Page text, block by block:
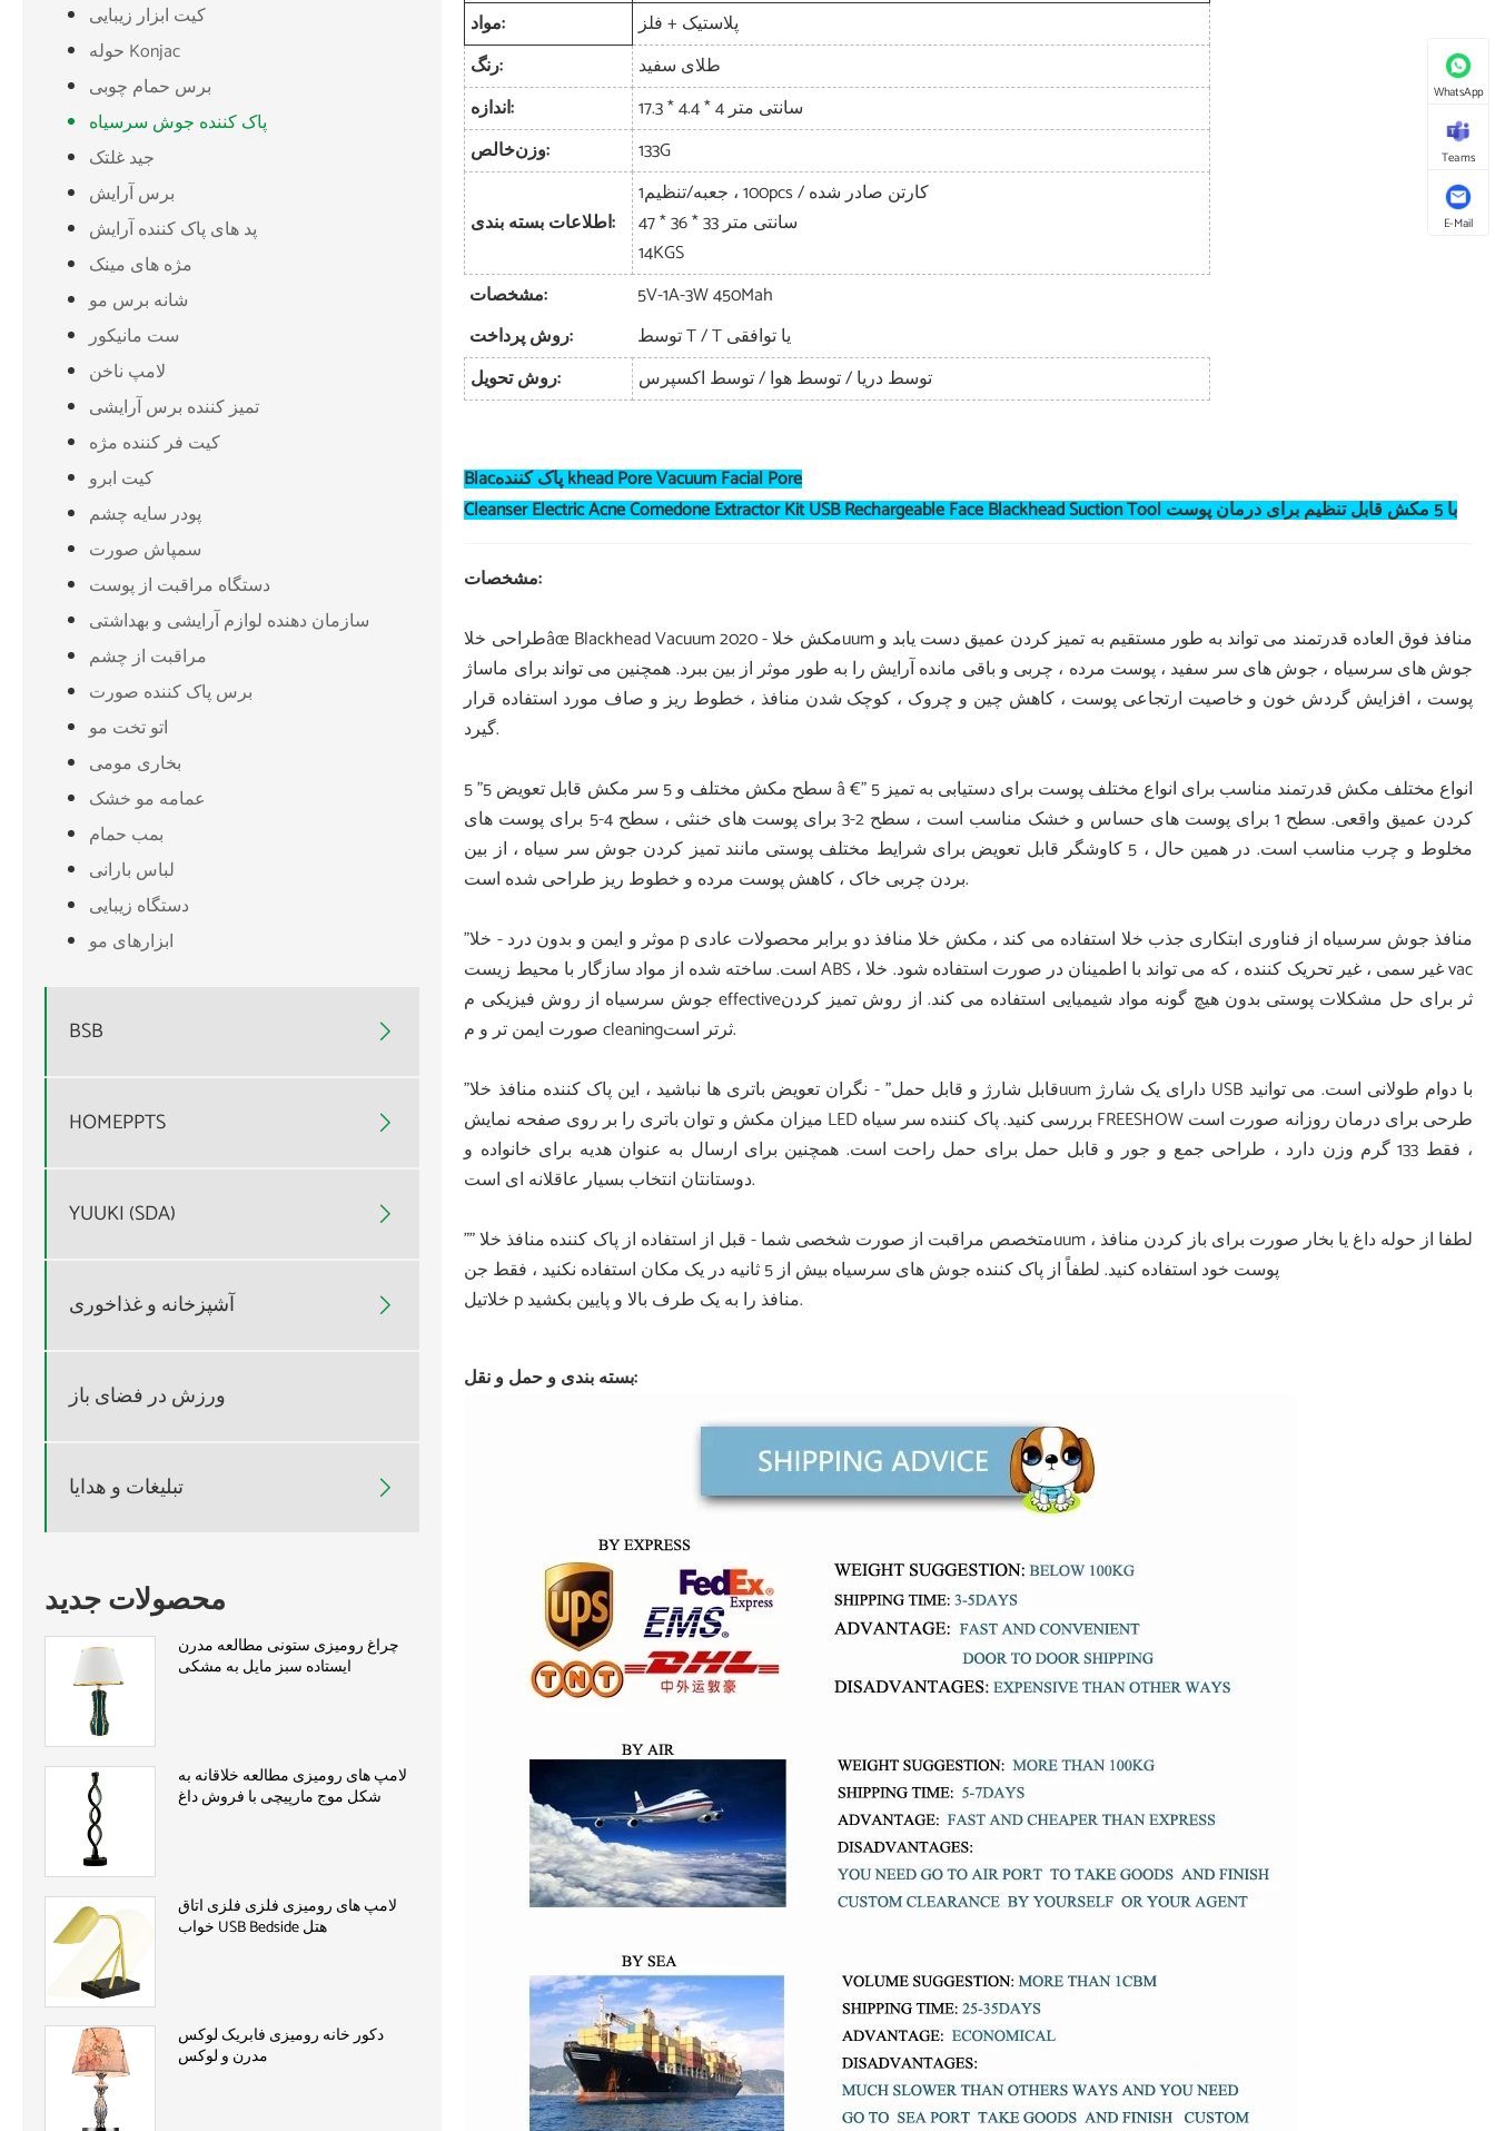
کیت ابزار زیبایی
حوله Konjac
برس حمام چوبی
پاک کننده جوش سرسیاه
جید غلتک
برس آرایش
پد های پاک کننده آرایش
مژه های مینک
شانه برس مو
ست مانیکور
لامپ ناخن
تمیز کننده برس آرایشی
کیت فر کننده مژه
کیت ابرو
پودر سایه چشم
سمپاش صورت
دستگاه مراقبت از پوست
سازمان دهنده لوازم آرایشی و بهداشتی
مراقبت از چشم
برس پاک کننده صورت
اتو تخت مو
بخاری مومی
عمامه مو خشک
بمب حمام
لباس بارانی
دستگاه زیبایی
ابزارهای مو
BSB 
HOMEPPTS 
YUUKI (SDA) 
آشپزخانه و غذاخوری 
ورزش در فضای باز
تبلیغات و هدایا 
محصولات جدید
چراغ رومیزی ستونی مطالعه مدرن
ایستاده سبز مایل به مشکی
لامپ های رومیزی مطالعه خلاقانه به
شکل موج مارپیچی با فروش داغ
لامپ های رومیزی فلزی فلزی اتاق
خواب USB Bedside هتل
دکور خانه رومیزی فابریک لوکس
مدرن و لوکس
مواد:
پلاستیک + فلز
رنگ:
طلای سفید
اندازه:
17.3 * 4.4 * 4 سانتی متر
خالص
وزن: 133G
اطلاعات بسته بندی:
1تنظیم/ جعبه ، 1
00pcs / کارتن صادر شده
47 * 36 * 33 سانتی متر
14KGS
مشخصات:
5V-1A-3W 450Mah
روش پرداخت:
توسط T / T یا توافقی
روش تحویل:
توسط دریا / توسط هوا / توسط اکسپرس
Blacپاک کننده khead Pore Vacuum Facial Pore
Cleanser Electric Acne Comedone Extractor Kit USB Rechargeable Face Blackhead Suction Tool با 5 مکش قابل تنظیم برای درمان پوست
مشخصات:
طراحی خلاâœ Blackhead Vacuum 2020 - مکش خلاuum منافذ فوق العاده قدرتمند می تواند به طور مستقیم به تمیز کردن عمیق دست یابد و
جوش های سرسیاه ، جوش های سر سفید ، پوست مرده ، چربی و باقی مانده آرایش را به طور موثر از بین ببرد. همچنین می تواند برای ماساژ
پوست ، افزایش گردش خون و خاصیت ارتجاعی پوست ، کاهش چین و چروک ، کوچک شدن منافذ ، خطوط ریز و صاف مورد استفاده قرار
گیرد.
5 ”5 سطح مکش مختلف و 5 سر مکش قابل تعویض â €” 5 انواع مختلف مکش قدرتمند مناسب برای انواع مختلف پوست برای دستیابی به تمیز
کردن عمیق واقعی. سطح 1 برای پوست های حساس و خشک مناسب است ، سطح 2-3 برای پوست های خنثی ، سطح 4-5 برای پوست های
مخلوط و چرب مناسب است. در همین حال ، 5 کاوشگر قابل تعویض برای شرایط مختلف پوستی مانند تمیز کردن جوش سر سیاه ، از بین
بردن چربی خاک ، کاهش پوست مرده و خطوط ریز طراحی شده است.
"موثر و ایمن و بدون درد - خلا p منافذ جوش سرسیاه از فناوری ابتکاری جذب خلا استفاده می کند ، مکش خلا منافذ دو برابر محصولات عادی
است. ساخته شده از مواد سازگار با محیط زیست ABS ، غیر سمی ، غیر تحریک کننده ، که می تواند با اطمینان در صورت استفاده شود. خلا vac
جوش سرسیاه از روش فیزیکی م effectiveثر برای حل مشکلات پوستی بدون هیچ گونه مواد شیمیایی استفاده می کند. از روش تمیز کردن
صورت ایمن تر و م cleaningثرتر است.
"قابل شارژ و قابل حمل" - نگران تعویض باتری ها نباشید ، این پاک کننده منافذ خلاuum دارای یک شارژ USB با دوام طولانی است. می توانید
میزان مکش و توان باتری را بر روی صفحه نمایش LED بررسی کنید. پاک کننده سر سیاه FREESHOW طرحی برای درمان روزانه صورت است
، فقط 133 گرم وزن دارد ، طراحی جمع و جور و قابل حمل برای حمل راحت است. همچنین برای ارسال به عنوان هدیه برای خانواده و
دوستانتان انتخاب بسیار عاقلانه ای است.
"" متخصص مراقبت از صورت شخصی شما - قبل از استفاده از پاک کننده منافذ خلاuum ، لطفا از حوله داغ یا بخار صورت برای باز کردن منافذ
پوست خود استفاده کنید. لطفاً از پاک کننده جوش های سرسیاه بیش از 5 ثانیه در یک مکان استفاده نکنید ، فقط جن
تیل
خلا p منافذ را به یک طرف بالا و پایین بکشید.
بسته بندی و حمل و نقل:
WhatsApp
Teams
E-Mail